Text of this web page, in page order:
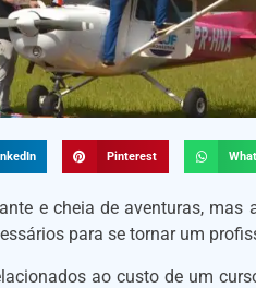
Pinterest
e cheia de aventuras, mas
para se tornar um
ao custo de um